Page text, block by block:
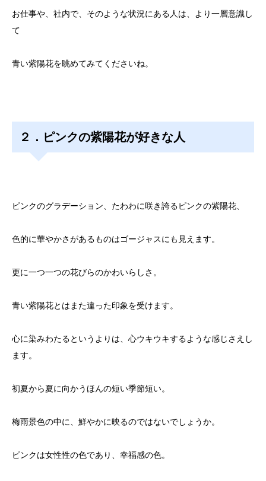
お仕事や、社内で、そのような状況にある人は、より一層意識し
て
青い紫陽花を眺めてみてくださいね。
２．ピンクの紫陽花が好きな人
ピンクのグラデーション、たわわに咲き誇るピンクの紫陽花、
色的に華やかさがあるものはゴージャスにも見えます。
更に一つ一つの花びらのかわいらしさ。
青い紫陽花とはまた違った印象を受けます。
心に染みわたるというよりは、心ウキウキするような感じさえし
ます。
初夏から夏に向かうほんの短い季節短い。
梅雨景色の中に、鮮やかに映るのではないでしょうか。
ピンクは女性性の色であり、幸福感の色。